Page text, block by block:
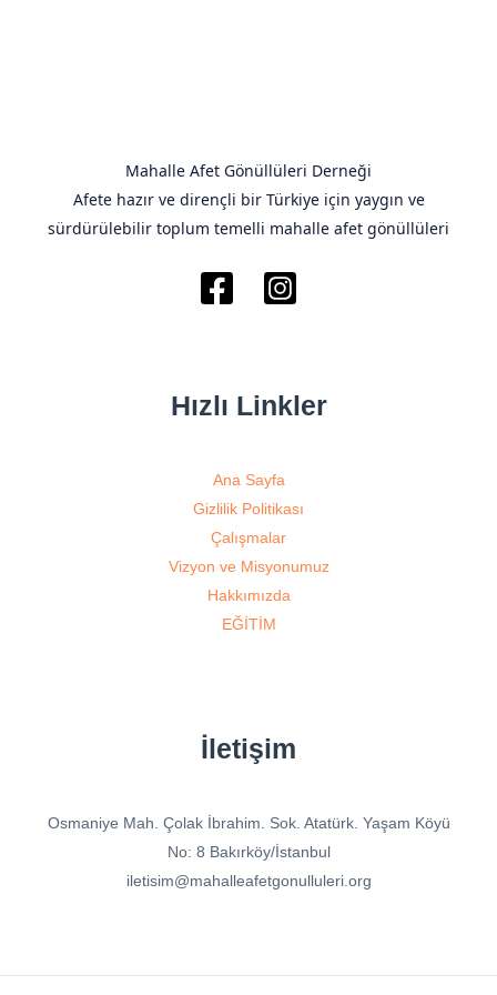
Mahalle Afet Gönüllüleri Derneği
Afete hazır ve dirençli bir Türkiye için yaygın ve
sürdürülebilir toplum temelli mahalle afet gönüllüleri
Hızlı Linkler
Ana Sayfa
Gizlilik Politikası
Çalışmalar
Vizyon ve Misyonumuz
Hakkımızda
EĞİTİM
İletişim
Osmaniye Mah. Çolak İbrahim. Sok. Atatürk. Yaşam Köyü
No: 8 Bakırköy/İstanbul
iletisim@mahalleafetgonulluleri.org